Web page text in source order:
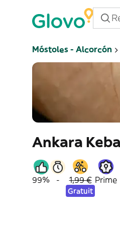
Móstoles - Alcorcón
Ankara
99% - 1,99 €
Gratuit
Prime